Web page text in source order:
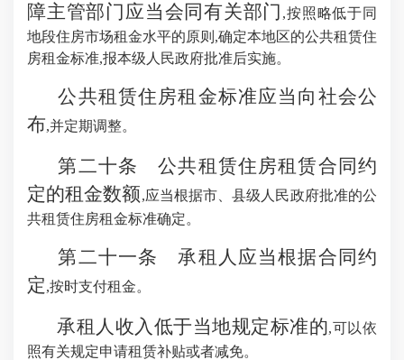
障主管部门应当会同有关部门 ,按照略低于同
地段住房市场租金水平的原则,确定本地区的公共租赁住
房租金标准,报本级人民政府批准后实施。
公共租赁住房租金标准应当向社会公
布,并定期调整。
第二十条 公共租赁住房租赁合同约
定的租金数额,应当根据市、县级人民政府批准的公
共租赁住房租金标准确定。
第二十一条 承租人应当根据合同约
定,按时支付租金。
承租人收入低于当地规定标准的,可以依
照有关规定申请租赁补贴或者减免。